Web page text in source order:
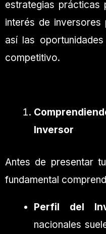
estrategias
interés de inversores
así las
competitivo.
Inversor
Antes de presentar
fundamental
Perfil del
nacionales